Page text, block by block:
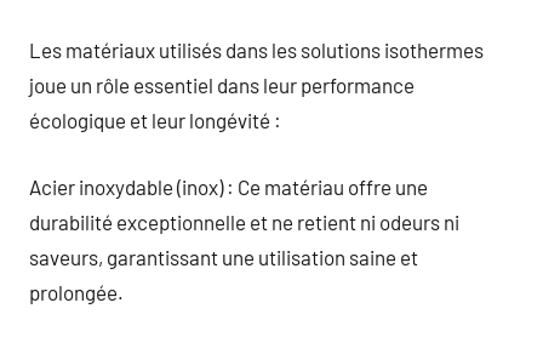
Les matériaux utilisés dans les solutions isothermes
joue un rôle essentiel dans leur performance
écologique et leur longévité :
Acier inoxydable (inox) : Ce matériau offre une
durabilité exceptionnelle et ne retient ni odeurs ni
saveurs, garantissant une utilisation saine et
prolongée.